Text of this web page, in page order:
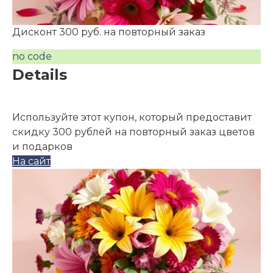
Дисконт 300 руб. на повторный заказ
no code
Details
Используйте этот купон, который предоставит
скидку 300 рублей на повторный заказ цветов
и подарков
На сайт